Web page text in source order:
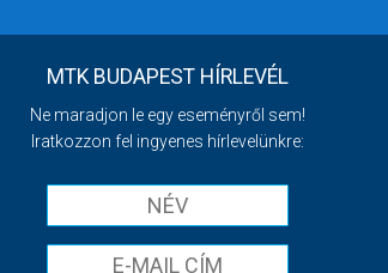
MTK BUDAPEST HÍRLEVÉL
Ne maradjon le egy eseményről sem!
Iratkozzon fel ingyenes hírlevelünkre: